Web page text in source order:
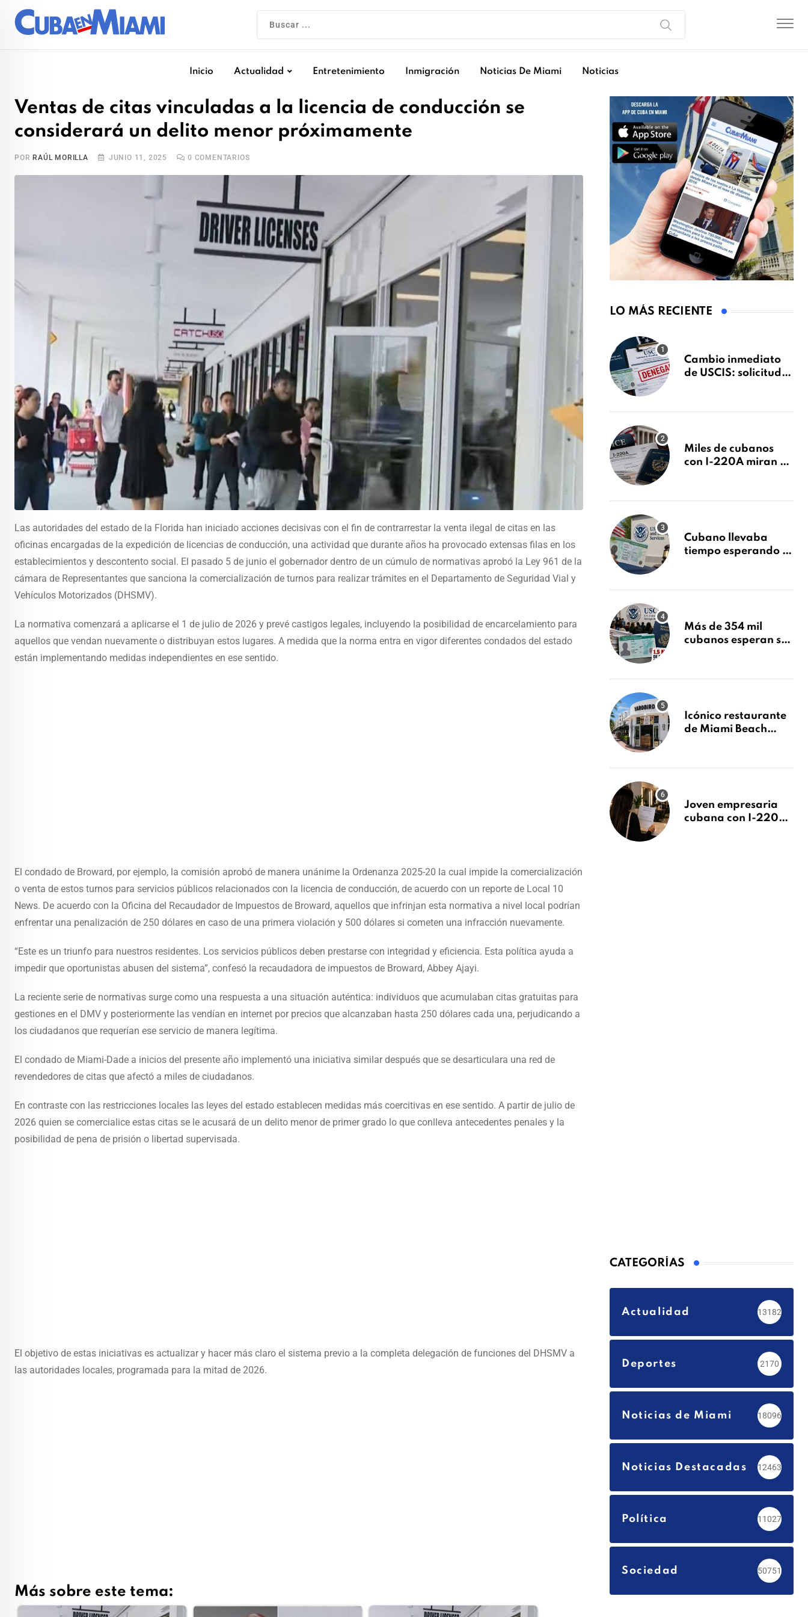
Inicio Actualidad Entretenimiento Inmigración Noticias De Miami Noticias
Ventas de citas vinculadas a la licencia de conducción se
considerará un delito menor próximamente
POR RAÚL MORILLA JUNIO 11, 2025 0 COMENTARIOS
Las autoridades del estado de la Florida han iniciado acciones decisivas con el fin de contrarrestar la venta ilegal de citas en las
oficinas encargadas de la expedición de licencias de conducción, una actividad que durante años ha provocado extensas filas en los
establecimientos y descontento social. El pasado 5 de junio el gobernador dentro de un cúmulo de normativas aprobó la Ley 961 de la
cámara de Representantes que sanciona la comercialización de turnos para realizar trámites en el Departamento de Seguridad Vial y
Vehículos Motorizados (DHSMV).
La normativa comenzará a aplicarse el 1 de julio de 2026 y prevé castigos legales, incluyendo la posibilidad de encarcelamiento para
aquellos que vendan nuevamente o distribuyan estos lugares. A medida que la norma entra en vigor diferentes condados del estado
están implementando medidas independientes en ese sentido.
El condado de Broward, por ejemplo, la comisión aprobó de manera unánime la Ordenanza 2025-20 la cual impide la comercialización
o venta de estos turnos para servicios públicos relacionados con la licencia de conducción, de acuerdo con un reporte de Local 10
News. De acuerdo con la Oficina del Recaudador de Impuestos de Broward, aquellos que infrinjan esta normativa a nivel local podrían
enfrentar una penalización de 250 dólares en caso de una primera violación y 500 dólares si cometen una infracción nuevamente.
“Este es un triunfo para nuestros residentes. Los servicios públicos deben prestarse con integridad y eficiencia. Esta política ayuda a
impedir que oportunistas abusen del sistema”, confesó la recaudadora de impuestos de Broward, Abbey Ajayi.
La reciente serie de normativas surge como una respuesta a una situación auténtica: individuos que acumulaban citas gratuitas para
gestiones en el DMV y posteriormente las vendían en internet por precios que alcanzaban hasta 250 dólares cada una, perjudicando a
los ciudadanos que requerían ese servicio de manera legítima.
El condado de Miami-Dade a inicios del presente año implementó una iniciativa similar después que se desarticulara una red de
revendedores de citas que afectó a miles de ciudadanos.
En contraste con las restricciones locales las leyes del estado establecen medidas más coercitivas en ese sentido. A partir de julio de
2026 quien se comercialice estas citas se le acusará de un delito menor de primer grado lo que conlleva antecedentes penales y la
posibilidad de pena de prisión o libertad supervisada.
El objetivo de estas iniciativas es actualizar y hacer más claro el sistema previo a la completa delegación de funciones del DHSMV a
las autoridades locales, programada para la mitad de 2026.
Más sobre este tema:
LO MÁS RECIENTE
Cambio inmediato
de USCIS: solicitudes
sin previo aviso
Miles de cubanos
con I-220A miran al
decidirse en una
Cubano llevaba
tiempo esperando su
tras Writ of
Más de 354 mil
cubanos esperan su
millones de
Icónico restaurante
de Miami Beach
después de 15 años
Joven empresaria
cubana con I-220A
CATEGORÍAS
Actualidad 13182
Deportes 2170
Noticias de Miami 18096
Noticias Destacadas 12463
Política 11027
Sociedad 50751